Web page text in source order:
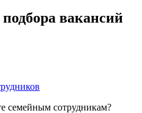
вакансий
семейным сотрудникам?